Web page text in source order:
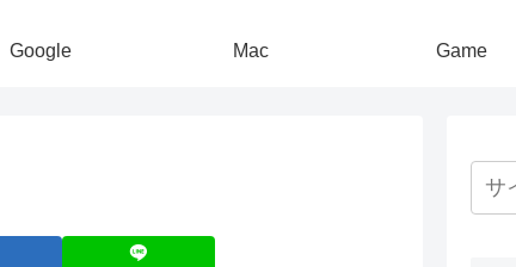
Google Mac Game